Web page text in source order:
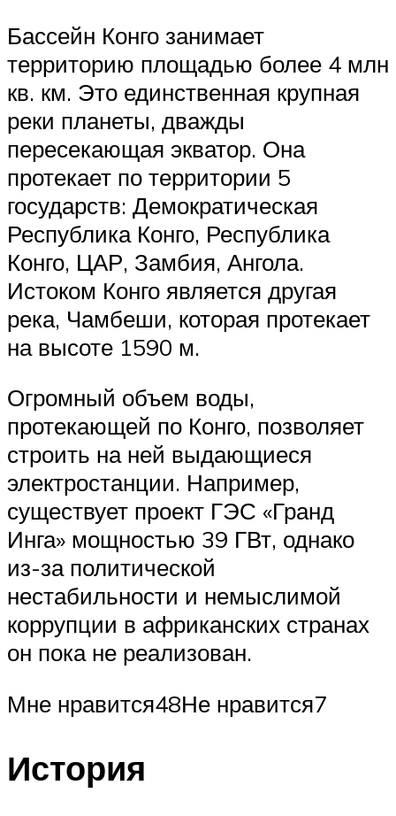
Бассейн Конго занимает
территорию площадью более 4 млн
кв. км. Это единственная крупная
реки планеты, дважды
пересекающая экватор. Она
протекает по территории 5
государств: Демократическая
Республика Конго, Республика
Конго, ЦАР, Замбия, Ангола.
Истоком Конго является другая
река, Чамбеши, которая протекает
на высоте 1590 м.
Огромный объем воды,
протекающей по Конго, позволяет
строить на ней выдающиеся
электростанции. Например,
существует проект ГЭС «Гранд
Инга» мощностью 39 ГВт, однако
из-за политической
нестабильности и немыслимой
коррупции в африканских странах
он пока не реализован.
Мне нравится48Не нравится7
История